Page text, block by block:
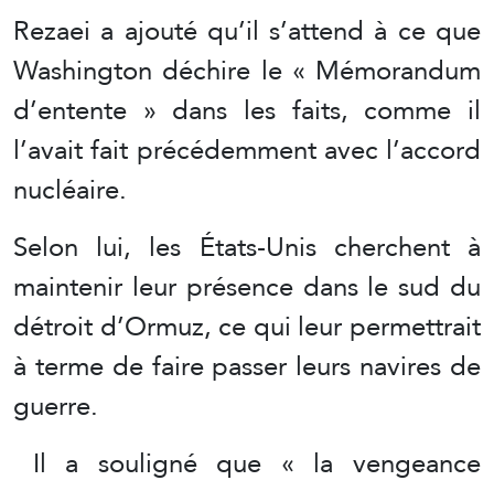
Rezaei a ajouté qu’il s’attend à ce que
Washington déchire le « Mémorandum
d’entente » dans les faits, comme il
l’avait fait précédemment avec l’accord
nucléaire.
Selon lui, les États-Unis cherchent à
maintenir leur présence dans le sud du
détroit d’Ormuz, ce qui leur permettrait
à terme de faire passer leurs navires de
guerre.
Il a souligné que « la vengeance